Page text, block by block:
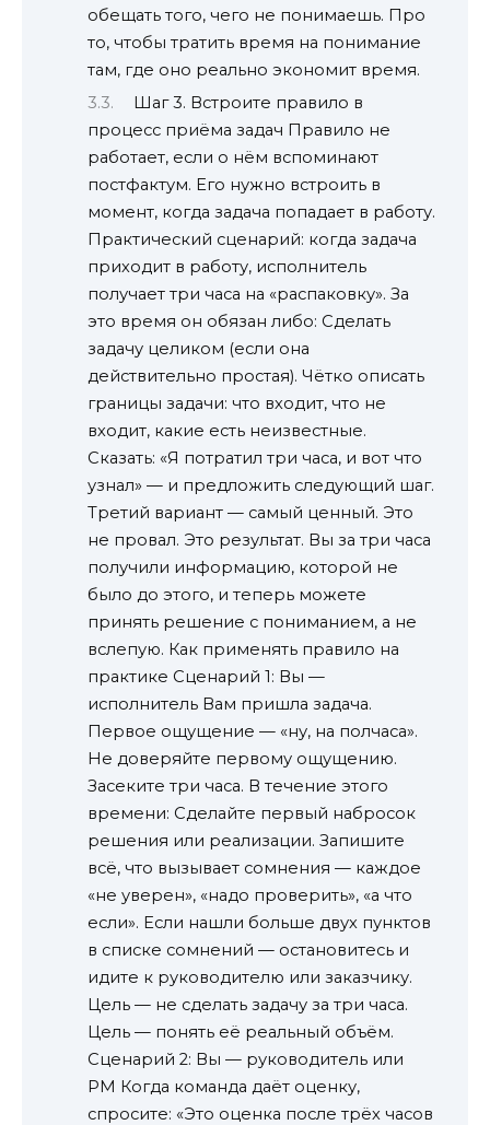
обещать того, чего не понимаешь. Про
то, чтобы тратить время на понимание
там, где оно реально экономит время.
Шаг 3. Встроите правило в
процесс приёма задач Правило не
работает, если о нём вспоминают
постфактум. Его нужно встроить в
момент, когда задача попадает в работу.
Практический сценарий: когда задача
приходит в работу, исполнитель
получает три часа на «распаковку». За
это время он обязан либо: Сделать
задачу целиком (если она
действительно простая). Чётко описать
границы задачи: что входит, что не
входит, какие есть неизвестные.
Сказать: «Я потратил три часа, и вот что
узнал» — и предложить следующий шаг.
Третий вариант — самый ценный. Это
не провал. Это результат. Вы за три часа
получили информацию, которой не
было до этого, и теперь можете
принять решение с пониманием, а не
вслепую. Как применять правило на
практике Сценарий 1: Вы —
исполнитель Вам пришла задача.
Первое ощущение — «ну, на полчаса».
Не доверяйте первому ощущению.
Засеките три часа. В течение этого
времени: Сделайте первый набросок
решения или реализации. Запишите
всё, что вызывает сомнения — каждое
«не уверен», «надо проверить», «а что
если». Если нашли больше двух пунктов
в списке сомнений — остановитесь и
идите к руководителю или заказчику.
Цель — не сделать задачу за три часа.
Цель — понять её реальный объём.
Сценарий 2: Вы — руководитель или
PM Когда команда даёт оценку,
спросите: «Это оценка после трёх часов